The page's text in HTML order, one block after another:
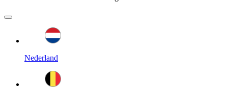
Nederland